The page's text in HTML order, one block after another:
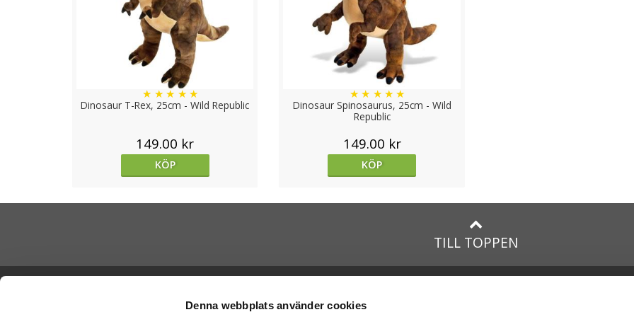
Denna webbplats använder cookies
Dinosaur T-Rex, 25cm - Wild Republic
★ ★ ★ ★ ★
149.00 kr
KÖP
Dinosaur Spinosaurus, 25cm - Wild
Republic
★ ★ ★ ★ ★
149.00 kr
KÖP
TILL TOPPEN
- GetaTeddy.dk